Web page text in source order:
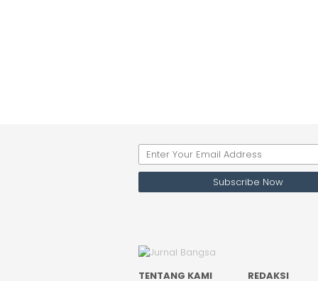
TENTANG KAMI REDAKSI